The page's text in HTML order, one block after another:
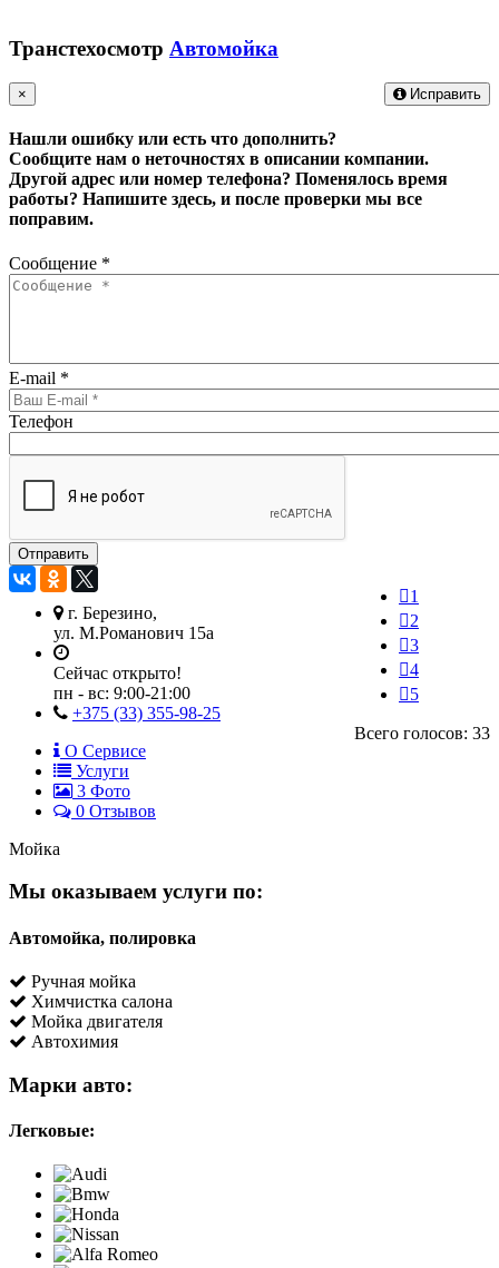
Транстехосмотр Автомойка
Исправить
×
Нашли ошибку или есть что дополнить?
Сообщите нам о неточностях в описании компании.
Другой адрес или номер телефона? Поменялось время
работы? Напишите здесь, и после проверки мы все
поправим.
Сообщение *
E-mail *
Телефон
1
2
3
4
5
Всего голосов: 33
г. Березино,
ул. М.Романович 15а
Сейчас открыто!
пн - вс: 9:00-21:00
+375 (33) 355-98-25
О Сервисе
Услуги
3 Фото
0 Отзывов
Мойка
Мы оказываем услуги по:
Автомойка, полировка
Ручная мойка
Химчистка салона
Мойка двигателя
Автохимия
Марки авто:
Легковые: